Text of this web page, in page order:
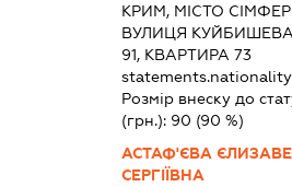
КРИМ, МІСТО
ВУЛИЦЯ
91, КВАРТИРА 73
Розмір внеску до
(грн.): 90 (90 %)
АСТАФ'ЄВА
СЕРГІЇВНА